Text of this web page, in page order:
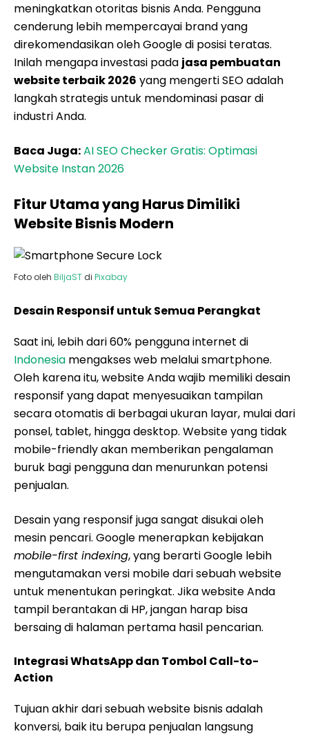
meningkatkan otoritas bisnis Anda. Pengguna
cenderung lebih mempercayai brand yang
direkomendasikan oleh Google di posisi teratas.
Inilah mengapa investasi pada jasa pembuatan
website terbaik 2026 yang mengerti SEO adalah
langkah strategis untuk mendominasi pasar di
industri Anda.
Baca Juga:AI SEO Checker Gratis: Optimasi
Website Instan 2026
Fitur Utama yang Harus Dimiliki
Website Bisnis Modern
Foto oleh BiljaST di Pixabay
Desain Responsif untuk Semua Perangkat
Saat ini, lebih dari 60% pengguna internet di
Indonesia mengakses web melalui smartphone.
Oleh karena itu, website Anda wajib memiliki desain
responsif yang dapat menyesuaikan tampilan
secara otomatis di berbagai ukuran layar, mulai dari
ponsel, tablet, hingga desktop. Website yang tidak
mobile-friendly akan memberikan pengalaman
buruk bagi pengguna dan menurunkan potensi
penjualan.
Desain yang responsif juga sangat disukai oleh
mesin pencari. Google menerapkan kebijakan
mobile-first indexing, yang berarti Google lebih
mengutamakan versi mobile dari sebuah website
untuk menentukan peringkat. Jika website Anda
tampil berantakan di HP, jangan harap bisa
bersaing di halaman pertama hasil pencarian.
Integrasi WhatsApp dan Tombol Call-to-
Action
Tujuan akhir dari sebuah website bisnis adalah
konversi, baik itu berupa penjualan langsung